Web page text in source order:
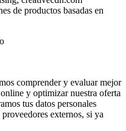
de productos basadas en
comprender y evaluar mejor
y optimizar nuestra oferta
tus datos personales
externos, si ya